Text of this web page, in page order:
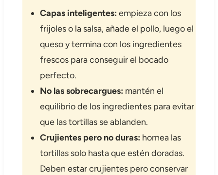
Capas inteligentes: empieza con los
frijoles o la salsa, añade el pollo, luego el
queso y termina con los ingredientes
frescos para conseguir el bocado
perfecto.
No las sobrecargues: mantén el
equilibrio de los ingredientes para evitar
que las tortillas se ablanden.
Crujientes pero no duras: hornea las
tortillas solo hasta que estén doradas.
Deben estar crujientes pero conservar